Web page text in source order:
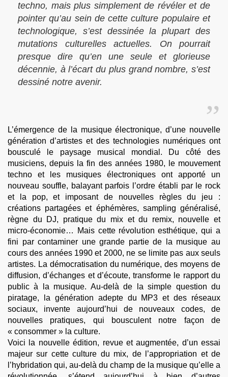
techno, mais plus simplement de révéler et de
pointer qu’au sein de cette culture populaire et
technologique, s’est dessinée la plupart des
mutations culturelles actuelles. On pourrait
presque dire qu’en une seule et glorieuse
décennie, à l’écart du plus grand nombre, s’est
dessiné notre avenir.
L’émergence de la musique électronique, d’une nouvelle
génération d’artistes et des technologies numériques ont
bousculé le paysage musical mondial. Du côté des
musiciens, depuis la fin des années 1980, le mouvement
techno et les musiques électroniques ont apporté un
nouveau souffle, balayant parfois l’ordre établi par le rock
et la pop, et imposant de nouvelles règles du jeu :
créations partagées et éphémères, sampling généralisé,
règne du DJ, pratique du mix et du remix, nouvelle et
micro-économie… Mais cette révolution esthétique, qui a
fini par contaminer une grande partie de la musique au
cours des années 1990 et 2000, ne se limite pas aux seuls
artistes. La démocratisation du numérique, des moyens de
diffusion, d’échanges et d’écoute, transforme le rapport du
public à la musique. Au-delà de la simple question du
piratage, la génération adepte du MP3 et des réseaux
sociaux, invente aujourd’hui de nouveaux codes, de
nouvelles pratiques, qui bousculent notre façon de
« consommer » la culture.
Voici la nouvelle édition, revue et augmentée, d’un essai
majeur sur cette culture du mix, de l’appropriation et de
l’hybridation qui, au-delà du champ de la musique qu’elle a